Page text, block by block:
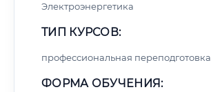
Электроэнергетика
ТИП КУРСОВ:
профессиональная переподготовка
ФОРМА ОБУЧЕНИЯ: